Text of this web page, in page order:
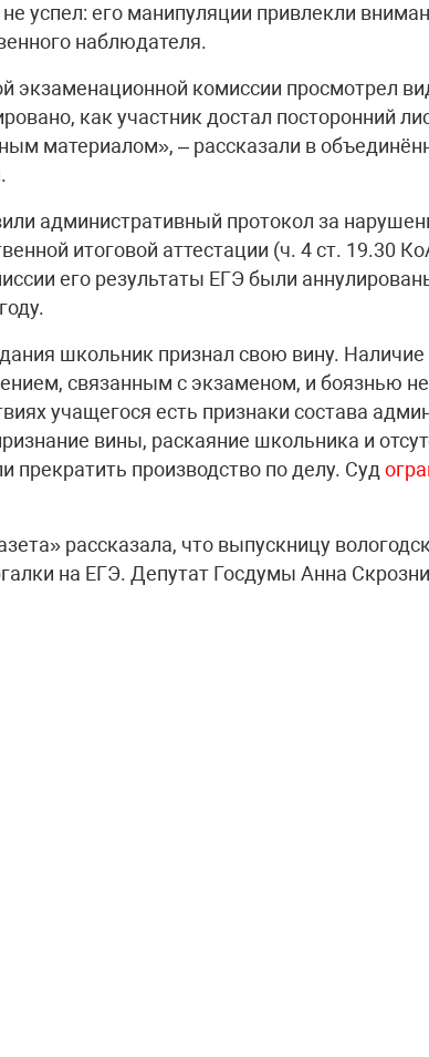
успел: его манипуляции привлекли
наблюдателя.
экзаменационной комиссии просмотрел
как участник достал посторонний
материалом», – рассказали в
административный протокол за
итоговой аттестации (ч. 4 ст. 19.30
его результаты ЕГЭ были
школьник признал свою вину.
связанным с экзаменом, и боязнью не
учащегося есть признаки состава
вины, раскаяние школьника и
прекратить производство по делу. Суд
рассказала, что выпускницу
на ЕГЭ. Депутат Госдумы Анна